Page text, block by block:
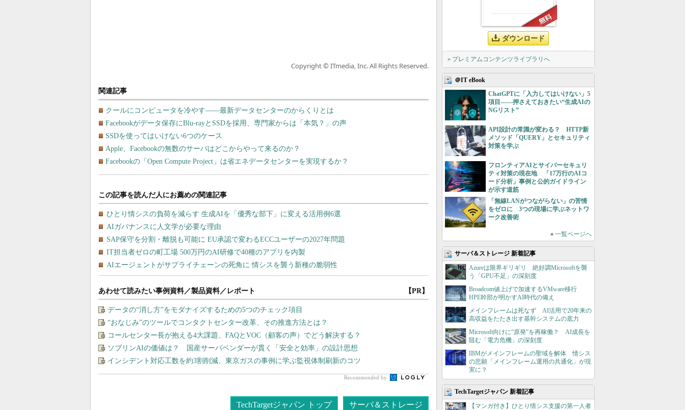
Copyright © ITmedia, Inc. All Rights Reserved.
関連記事
クールにコンピュータを冷やす――最新データセンターのからくりとは
Facebookがデータ保存にBlu-rayとSSDを採用、専門家からは「本気？」の声
SSDを使ってはいけない6つのケース
Apple、Facebookの無数のサーバはどこからやって来るのか？
Facebookの「Open Compute Project」は省エネデータセンターを実現するか？
あわせて読みたい事例資料／製品資料／レポート 【PR】
データの“消し方”をモダナイズするための5つのチェック項目
“おなじみ”のツールでコンタクトセンター改革、その推進方法とは？
コールセンター長が抱える4大課題、FAQとVOC（顧客の声）でどう解決する？
ソブリンAIの価値は？ 国産サーバベンダーが貫く「安全と効率」の設計思想
インシデント対応工数を約3割削減、東京ガスの事例に学ぶ監視体制刷新のコツ
Recommended by
TechTargetジャパン トップ サーバ＆ストレージ
ダウンロード
» プレミアムコンテンツライブラリへ
＠IT eBook
ChatGPTに「入力してはいけない」5
項目――押さえておきたい“生成AIの
NGリスト”
API設計の常識が変わる？ HTTP新
メソッド「QUERY」とセキュリティ
対策を学ぶ
フロンティアAIとサイバーセキュリ
ティ対策の現在地 「17万行のAIコ
ード分析」事例と公的ガイドライン
が示す道筋
「無線LANがつながらない」の苦情
をゼロに 3つの現場に学ぶネットワ
ーク改善術
» 一覧ページへ
サーバ＆ストレージ 新着記事
Azureは限界ギリギリ 絶好調Microsoftを襲
う「GPU不足」の深刻度
Broadcom値上げで加速するVMware移行
HPE幹部が明かすAI時代の備え
メインフレームは死なず AI活用で20年来の
高収益をたたき出す基幹システムの底力
Microsoft向けに“原発”を再稼働？ AI成長を
阻む「電力危機」の深刻度
IBMがメインフレームの聖域を解体 情シス
の悲願「メインフレーム運用の共通化」が現
実に？
TechTargetジャパン 新着記事
【マンガ付き】ひとり情シス支援の第一人者